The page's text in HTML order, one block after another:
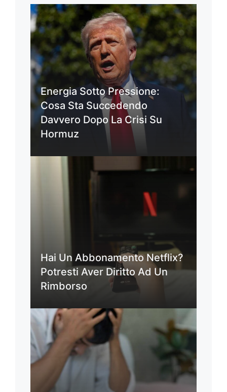
Energia Sotto Pressione:
Cosa Sta Succedendo
Davvero Dopo La Crisi Su
Hormuz
Hai Un Abbonamento Netflix?
Potresti Aver Diritto Ad Un
Rimborso